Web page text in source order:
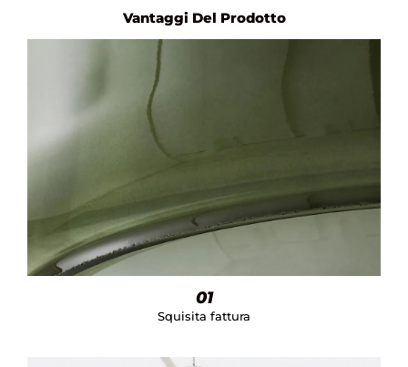
Vantaggi Del Prodotto
01
Squisita fattura